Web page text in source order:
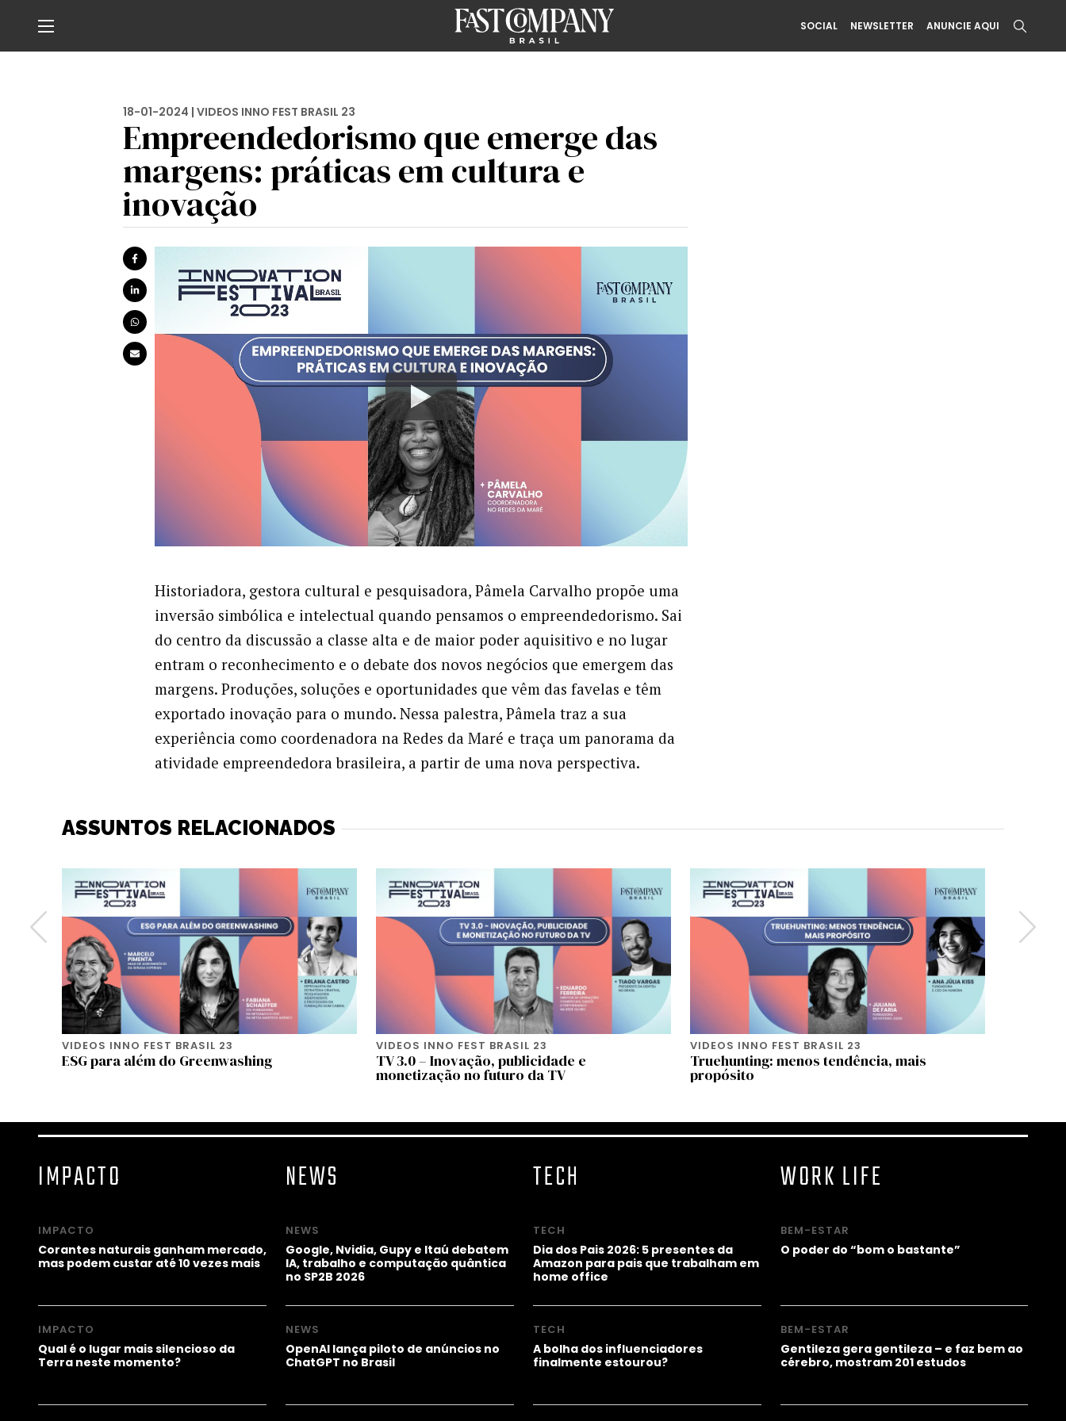
SOCIAL NEWSLETTER ANUNCIE AQUI
18-01-2024 | VIDEOS INNO FEST BRASIL 23
Empreendedorismo que emerge das
margens: práticas em cultura e
inovação
Historiadora, gestora cultural e pesquisadora, Pâmela Carvalho propõe uma
inversão simbólica e intelectual quando pensamos o empreendedorismo. Sai
do centro da discussão a classe alta e de maior poder aquisitivo e no lugar
entram o reconhecimento e o debate dos novos negócios que emergem das
margens. Produções, soluções e oportunidades que vêm das favelas e têm
exportado inovação para o mundo. Nessa palestra, Pâmela traz a sua
experiência como coordenadora na Redes da Maré e traça um panorama da
atividade empreendedora brasileira, a partir de uma nova perspectiva.
ASSUNTOS RELACIONADOS
VIDEOS INNO FEST BRASIL 23
ESG para além do Greenwashing
VIDEOS INNO FEST BRASIL 23
TV 3.0 – Inovação, publicidade e
monetização no futuro da TV
VIDEOS INNO FEST BRASIL 23
Truehunting: menos tendência, mais
propósito
IMPACTO
IMPACTO
Corantes naturais ganham mercado,
mas podem custar até 10 vezes mais
IMPACTO
Qual é o lugar mais silencioso da
Terra neste momento?
NEWS
NEWS
Google, Nvidia, Gupy e Itaú debatem
IA, trabalho e computação quântica
no SP2B 2026
NEWS
OpenAI lança piloto de anúncios no
ChatGPT no Brasil
TECH
TECH
Dia dos Pais 2026: 5 presentes da
Amazon para pais que trabalham em
home office
TECH
A bolha dos influenciadores
finalmente estourou?
WORK LIFE
BEM-ESTAR
O poder do “bom o bastante”
BEM-ESTAR
Gentileza gera gentileza – e faz bem ao
cérebro, mostram 201 estudos